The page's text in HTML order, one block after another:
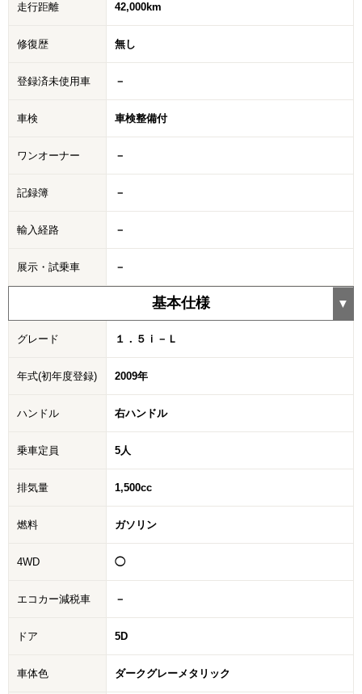
走行距離 42,000km
修復歴 無し
登録済未使用車 －
車検 車検整備付
ワンオーナー －
記録簿 －
輸入経路 －
展示・試乗車 －
基本仕様
グレード １．５ｉ－Ｌ
年式(初年度登録) 2009年
ハンドル 右ハンドル
乗車定員 5人
排気量 1,500cc
燃料 ガソリン
4WD ◯
エコカー減税車 －
ドア 5D
車体色 ダークグレーメタリック